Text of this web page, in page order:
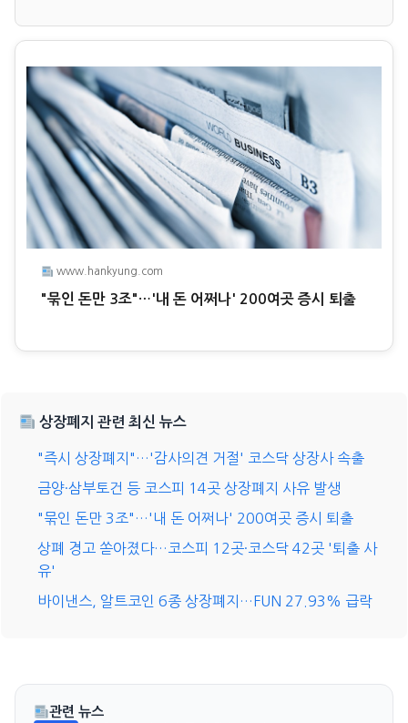
www.hankyung.com
"묶인 돈만 3조"…'내 돈 어쩌나' 200여곳 증시 퇴출
상장폐지 관련 최신 뉴스
"즉시 상장폐지"…'감사의견 거절' 코스닥 상장사 속출
금양·삼부토건 등 코스피 14곳 상장폐지 사유 발생
"묶인 돈만 3조"…'내 돈 어쩌나' 200여곳 증시 퇴출
상폐 경고 쏟아졌다…코스피 12곳·코스닥 42곳 '퇴출 사
유'
바이낸스, 알트코인 6종 상장폐지…FUN 27.93% 급락
관련 뉴스